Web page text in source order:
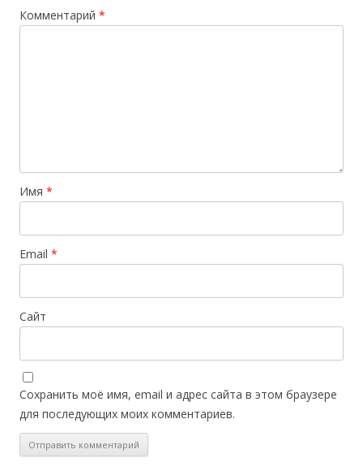
Комментарий *
Имя *
Email *
Сайт
Сохранить моё имя, email и адрес сайта в этом браузере
для последующих моих комментариев.